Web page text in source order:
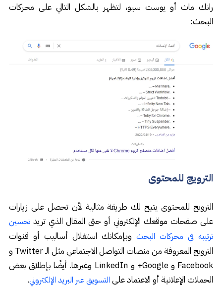
رانك ماث أو يوست سيو، لتظهر بالشكل التالي على محركات
البحث:
الترويج للمحتوى
الترويج للمحتوى يتيح لك طريقة مثالية لأن تحصل على زيارات
على صفحات موقعك الإلكتروني أو حتى المقال الذي تريدتحسين
ترتيبه في محركات البحث وبإمكانك استغلال أساليب أو قنوات
الترويج المعروفة من منصات التواصل الاجتماعي مثل الـ Twitter و
Facebook و Google+ و LinkedIn وغيرها. أيضًا بإطلاق بعض
الحملات الإعلانية أو الاعتماد على التسويق عبر البريد الإلكتروني.